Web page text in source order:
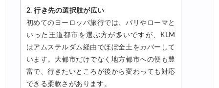
2. 行き先の選択肢が広い
初めてのヨーロッパ旅行では、パリやローマと
いった王道都市を選ぶ方が多いですが、KLM
はアムステルダム経由でほぼ全土をカバーして
います。大都市だけでなく地方都市への便も豊
富で、行きたいところが後から変わっても対応
できる柔軟さがあります。